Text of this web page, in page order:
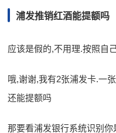
浦发推销红酒能提额吗
应该是假的,不用理.按照自
哦,谢谢,我有2张浦发卡.一
还能提额吗
那要看浦发银行系统识别